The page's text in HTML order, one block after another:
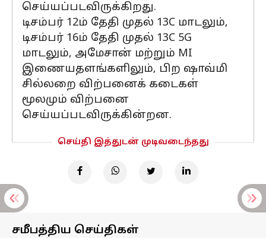
செய்யப்படவிருக்கிறது.
டிசம்பர் 12ம் தேதி முதல் 13C மாடலும்,
டிசம்பர் 16ம் தேதி முதல் 13C 5G
மாடலும், அமேசான் மற்றும் MI
இணையதளங்களிலும், பிற ஷாவ்மி
சில்லறை விற்பனைக் கடைகள்
மூலமும் விற்பனை
செய்யப்படவிருக்கின்றன.
செய்தி இத்துடன் முடிவடைந்தது
சமீபத்திய செய்திகள்